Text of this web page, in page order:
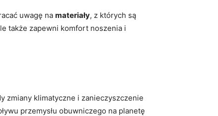
uwagę na materiały, z których są
także zapewni komfort noszenia i
zmiany klimatyczne i zanieczyszczenie
przemysłu obuwniczego na planetę